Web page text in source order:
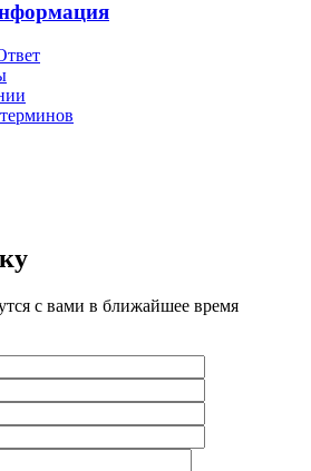
с вами в ближайшее время